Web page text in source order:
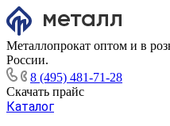
Металлопрокат оптом и в
России.
8 (495) 481-71-28
Скачать прайс
Каталог